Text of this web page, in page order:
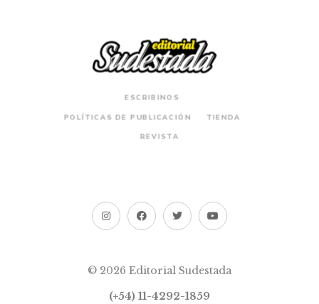
ESCRIBINOS
POLÍTICAS DE PUBLICACIÓN TIENDA
REVISTA
© 2026 Editorial Sudestada
(+54) 11-4292-1859